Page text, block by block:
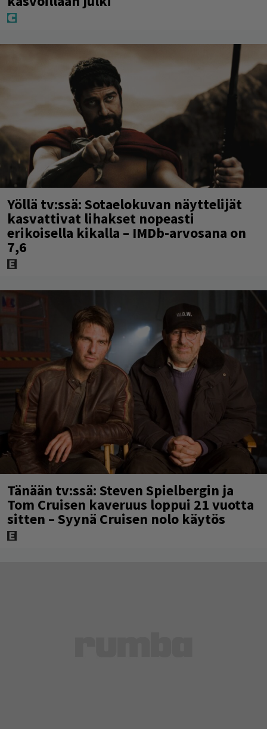
Yöllä tv:ssä: Sotaelokuvan näyttelijät
kasvattivat lihakset nopeasti
erikoisella kikalla – IMDb-arvosana on
7,6
Tänään tv:ssä: Steven Spielbergin ja
Tom Cruisen kaveruus loppui 21 vuotta
sitten – Syynä Cruisen nolo käytös